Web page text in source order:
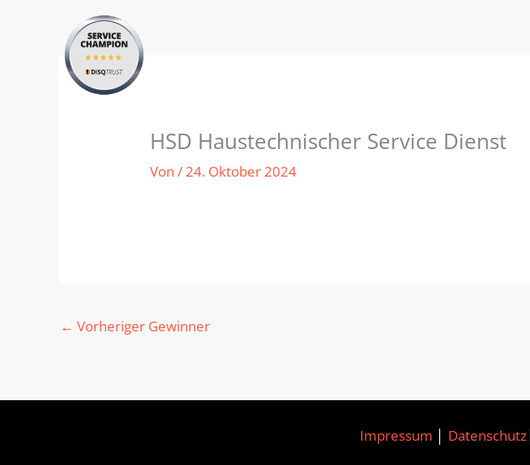
HSD Haustechnischer Service Dienst
Von/24. Oktober 2024
← Vorheriger Gewinner
Impressum Datenschutz│